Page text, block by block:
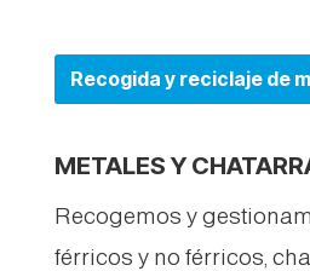
Recogida y reciclaje de
METALES Y
Recogemos y
férricos y no férricos,